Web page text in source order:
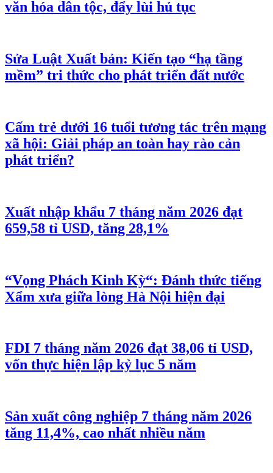
văn hóa dân tộc, đẩy lùi hủ tục
Sửa Luật Xuất bản: Kiến tạo “hạ tầng
mềm” tri thức cho phát triển đất nước
Cấm trẻ dưới 16 tuổi tương tác trên mạng
xã hội: Giải pháp an toàn hay rào cản
phát triển?
Xuất nhập khẩu 7 tháng năm 2026 đạt
659,58 tỉ USD, tăng 28,1%
“Vọng Phách Kinh Kỳ“: Đánh thức tiếng
Xẩm xưa giữa lòng Hà Nội hiện đại
FDI 7 tháng năm 2026 đạt 38,06 tỉ USD,
vốn thực hiện lập kỷ lục 5 năm
Sản xuất công nghiệp 7 tháng năm 2026
tăng 11,4%, cao nhất nhiều năm